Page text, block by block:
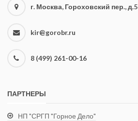
г. Москва, Гороховский пер., д.5
kir@gorobr.ru
8 (499) 261-00-16
ПАРТНЕРЫ
НП "СРГП "Горное Дело"